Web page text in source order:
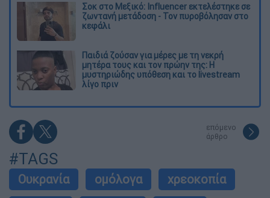
Σοκ στο Μεξικό: Influencer εκτελέστηκε σε
ζωντανή μετάδοση - Τον πυροβόλησαν στο
κεφάλι
Παιδιά ζούσαν για μέρες με τη νεκρή
μητέρα τους και τον πρώην της: Η
μυστηριώδης υπόθεση και το livestream
λίγο πριν
επόμενο
άρθρο
#TAGS
Ουκρανία ομόλογα
χρεοκοπία